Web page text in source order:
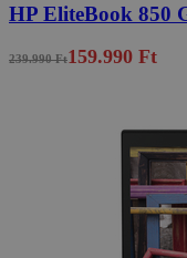
HP EliteBook 850
239.990 Ft159.990 Ft